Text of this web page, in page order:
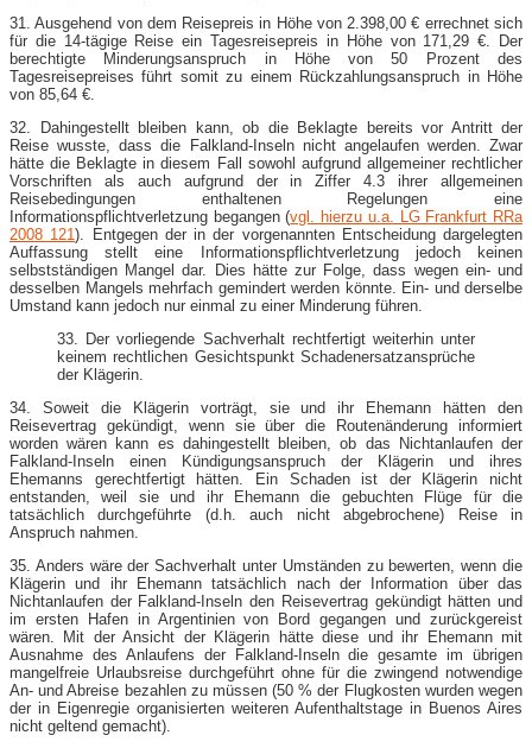
31. Ausgehend von dem Reisepreis in Höhe von 2.398,00 € errechnet sich
für die 14-tägige Reise ein Tagesreisepreis in Höhe von 171,29 €. Der
berechtigte Minderungsanspruch in Höhe von 50 Prozent des
Tagesreisepreises führt somit zu einem Rückzahlungsanspruch in Höhe
von 85,64 €.
32. Dahingestellt bleiben kann, ob die Beklagte bereits vor Antritt der
Reise wusste, dass die Falkland-Inseln nicht angelaufen werden. Zwar
hätte die Beklagte in diesem Fall sowohl aufgrund allgemeiner rechtlicher
Vorschriften als auch aufgrund der in Ziffer 4.3 ihrer allgemeinen
Reisebedingungen enthaltenen Regelungen eine
Informationspflichtverletzung begangen (vgl. hierzu u.a. LG Frankfurt RRa
2008 121). Entgegen der in der vorgenannten Entscheidung dargelegten
Auffassung stellt eine Informationspflichtverletzung jedoch keinen
selbstständigen Mangel dar. Dies hätte zur Folge, dass wegen ein- und
desselben Mangels mehrfach gemindert werden könnte. Ein- und derselbe
Umstand kann jedoch nur einmal zu einer Minderung führen.
33. Der vorliegende Sachverhalt rechtfertigt weiterhin unter
keinem rechtlichen Gesichtspunkt Schadenersatzansprüche
der Klägerin.
34. Soweit die Klägerin vorträgt, sie und ihr Ehemann hätten den
Reisevertrag gekündigt, wenn sie über die Routenänderung informiert
worden wären kann es dahingestellt bleiben, ob das Nichtanlaufen der
Falkland-Inseln einen Kündigungsanspruch der Klägerin und ihres
Ehemanns gerechtfertigt hätten. Ein Schaden ist der Klägerin nicht
entstanden, weil sie und ihr Ehemann die gebuchten Flüge für die
tatsächlich durchgeführte (d.h. auch nicht abgebrochene) Reise in
Anspruch nahmen.
35. Anders wäre der Sachverhalt unter Umständen zu bewerten, wenn die
Klägerin und ihr Ehemann tatsächlich nach der Information über das
Nichtanlaufen der Falkland-Inseln den Reisevertrag gekündigt hätten und
im ersten Hafen in Argentinien von Bord gegangen und zurückgereist
wären. Mit der Ansicht der Klägerin hätte diese und ihr Ehemann mit
Ausnahme des Anlaufens der Falkland-Inseln die gesamte im übrigen
mangelfreie Urlaubsreise durchgeführt ohne für die zwingend notwendige
An- und Abreise bezahlen zu müssen (50 % der Flugkosten wurden wegen
der in Eigenregie organisierten weiteren Aufenthaltstage in Buenos Aires
nicht geltend gemacht).